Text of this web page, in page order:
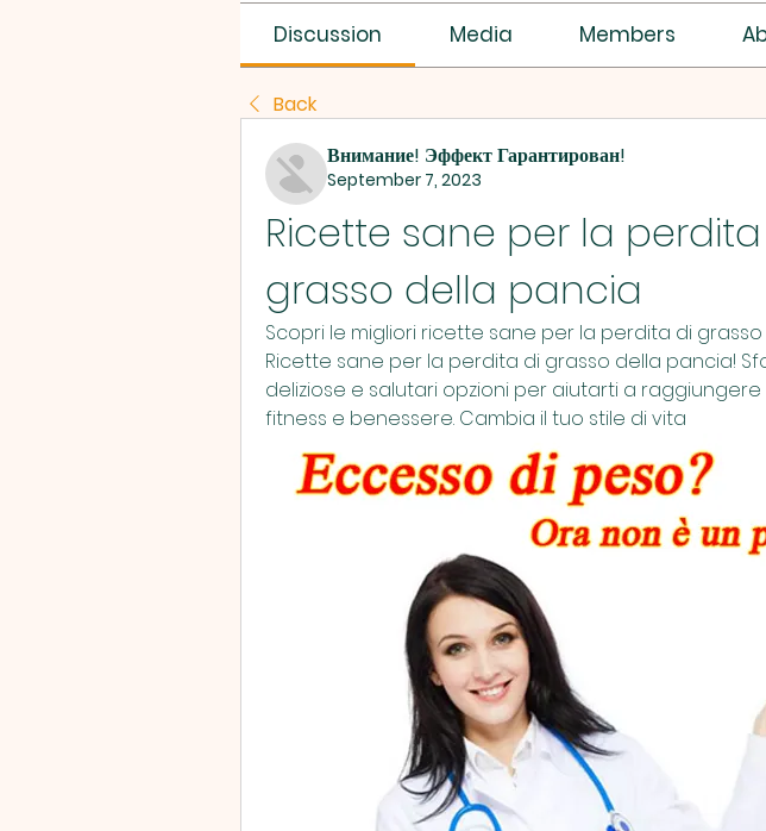
Discussion Media Members
Back
Внимание! Эффект Гарантирован!
September 7, 2023
Ricette sane per la
grasso della pancia
Scopri le migliori ricette sane per la perdita di
Ricette sane per la perdita di grasso della pancia!
deliziose e salutari opzioni per aiutarti a
fitness e benessere. Cambia il tuo stile di vita